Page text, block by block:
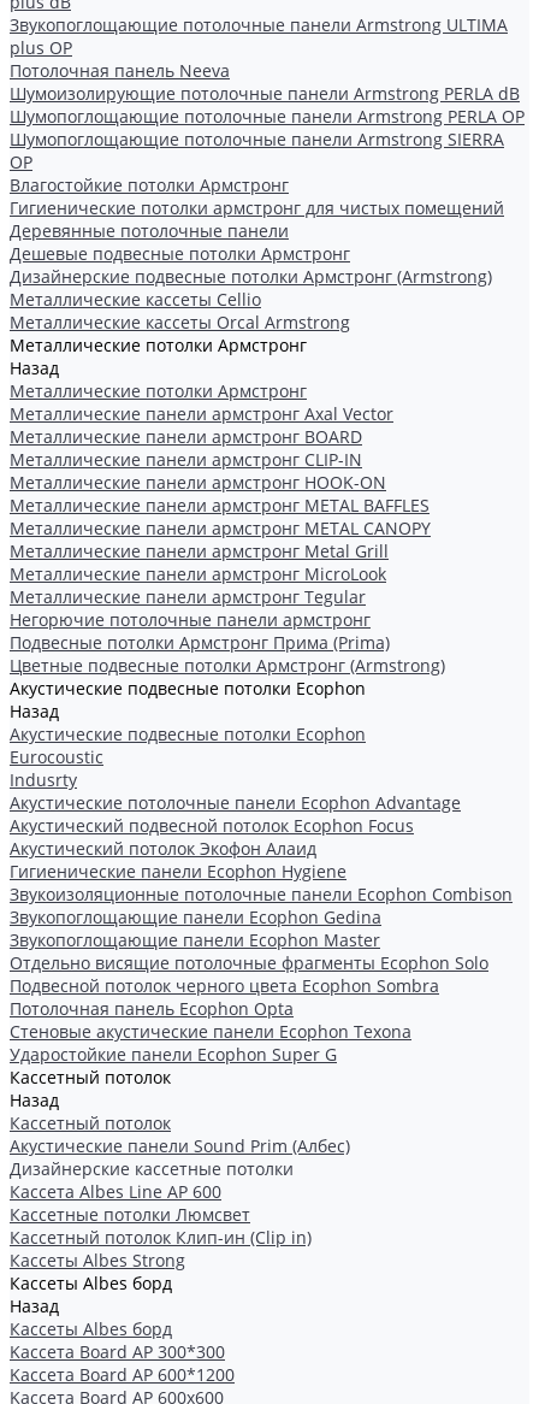
Звукопоглощающие потолочные панели Armstrong ULTIMA
plus OP
Потолочная панель Neeva
Шумоизолирующие потолочные панели Armstrong PERLA dB
Шумопоглощающие потолочные панели Armstrong PERLA OP
Шумопоглощающие потолочные панели Armstrong SIERRA
OP
Влагостойкие потолки Армстронг
Гигиенические потолки армстронг для чистых помещений
Деревянные потолочные панели
Дешевые подвесные потолки Армстронг
Дизайнерские подвесные потолки Армстронг (Armstrong)
Металлические кассеты Cellio
Металлические кассеты Orcal Armstrong
Металлические потолки Армстронг
Назад
Металлические потолки Армстронг
Металлические панели армстронг Axal Vector
Металлические панели армстронг BOARD
Металлические панели армстронг CLIP-IN
Металлические панели армстронг HOOK-ON
Металлические панели армстронг METAL BAFFLES
Металлические панели армстронг METAL CANOPY
Металлические панели армстронг Metal Grill
Металлические панели армстронг MicroLook
Металлические панели армстронг Tegular
Негорючие потолочные панели армстронг
Подвесные потолки Армстронг Прима (Prima)
Цветные подвесные потолки Армстронг (Armstrong)
Акустические подвесные потолки Ecophon
Назад
Акустические подвесные потолки Ecophon
Eurocoustic
Indusrty
Акустические потолочные панели Ecophon Advantage
Акустический подвесной потолок Ecophon Focus
Акустический потолок Экофон Алаид
Гигиенические панели Ecophon Hygiene
Звукоизоляционные потолочные панели Ecophon Combison
Звукопоглощающие панели Ecophon Gedina
Звукопоглощающие панели Ecophon Master
Отдельно висящие потолочные фрагменты Ecophon Solo
Подвесной потолок черного цвета Ecophon Sombra
Потолочная панель Ecophon Opta
Стеновые акустические панели Ecophon Texona
Ударостойкие панели Ecophon Super G
Кассетный потолок
Назад
Кассетный потолок
Акустические панели Sound Prim (Албес)
Дизайнерские кассетные потолки
Кассета Albes Line AP 600
Кассетные потолки Люмсвет
Кассетный потолок Клип-ин (Clip in)
Кассеты Albes Strong
Кассеты Albes борд
Назад
Кассеты Albes борд
Kассета Board AP 300*300
Kассета Board AP 600*1200
Kассета Board AP 600x600